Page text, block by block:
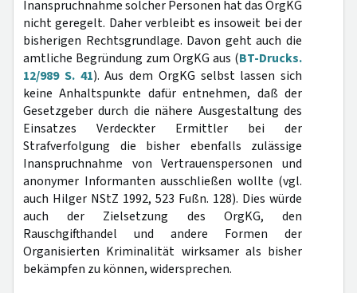
Inanspruchnahme solcher Personen hat das OrgKG
nicht geregelt. Daher verbleibt es insoweit bei der
bisherigen Rechtsgrundlage. Davon geht auch die
amtliche Begründung zum OrgKG aus (BT-Drucks.
12/989 S. 41). Aus dem OrgKG selbst lassen sich
keine Anhaltspunkte dafür entnehmen, daß der
Gesetzgeber durch die nähere Ausgestaltung des
Einsatzes Verdeckter Ermittler bei der
Strafverfolgung die bisher ebenfalls zulässige
Inanspruchnahme von Vertrauenspersonen und
anonymer Informanten ausschließen wollte (vgl.
auch Hilger NStZ 1992, 523 Fußn. 128). Dies würde
auch der Zielsetzung des OrgKG, den
Rauschgifthandel und andere Formen der
Organisierten Kriminalität wirksamer als bisher
bekämpfen zu können, widersprechen.